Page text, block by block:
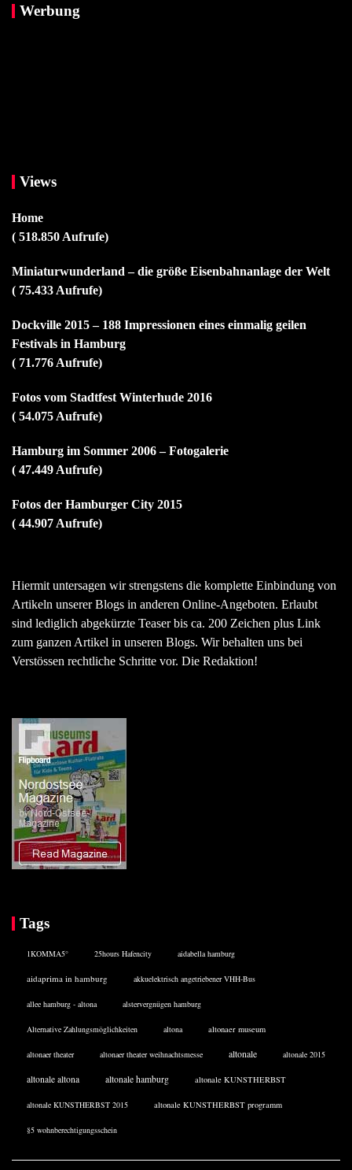
Werbung
Views
Home
( 518.850 Aufrufe)
Miniaturwunderland – die größe Eisenbahnanlage der Welt
( 75.433 Aufrufe)
Dockville 2015 – 188 Impressionen eines einmalig geilen
Festivals in Hamburg
( 71.776 Aufrufe)
Fotos vom Stadtfest Winterhude 2016
( 54.075 Aufrufe)
Hamburg im Sommer 2006 – Fotogalerie
( 47.449 Aufrufe)
Fotos der Hamburger City 2015
( 44.907 Aufrufe)
Hiermit untersagen wir strengstens die komplette Einbindung von
Artikeln unserer Blogs in anderen Online-Angeboten. Erlaubt
sind lediglich abgekürzte Teaser bis ca. 200 Zeichen plus Link
zum ganzen Artikel in unseren Blogs. Wir behalten uns bei
Verstössen rechtliche Schritte vor. Die Redaktion!
Tags
1KOMMA5° 25hours Hafencity aidabella hamburg
aidaprima in hamburg akkuelektrisch angetriebener VHH-Bus
allee hamburg - altona alstervergnügen hamburg
Alternative Zahlungsmöglichkeiten altona altonaer museum
altonaer theater altonaer theater weihnachtsmesse altonale altonale 2015
altonale altona altonale hamburg altonale KUNSTHERBST
altonale KUNSTHERBST 2015 altonale KUNSTHERBST programm
§5 wohnberechtigungsschein